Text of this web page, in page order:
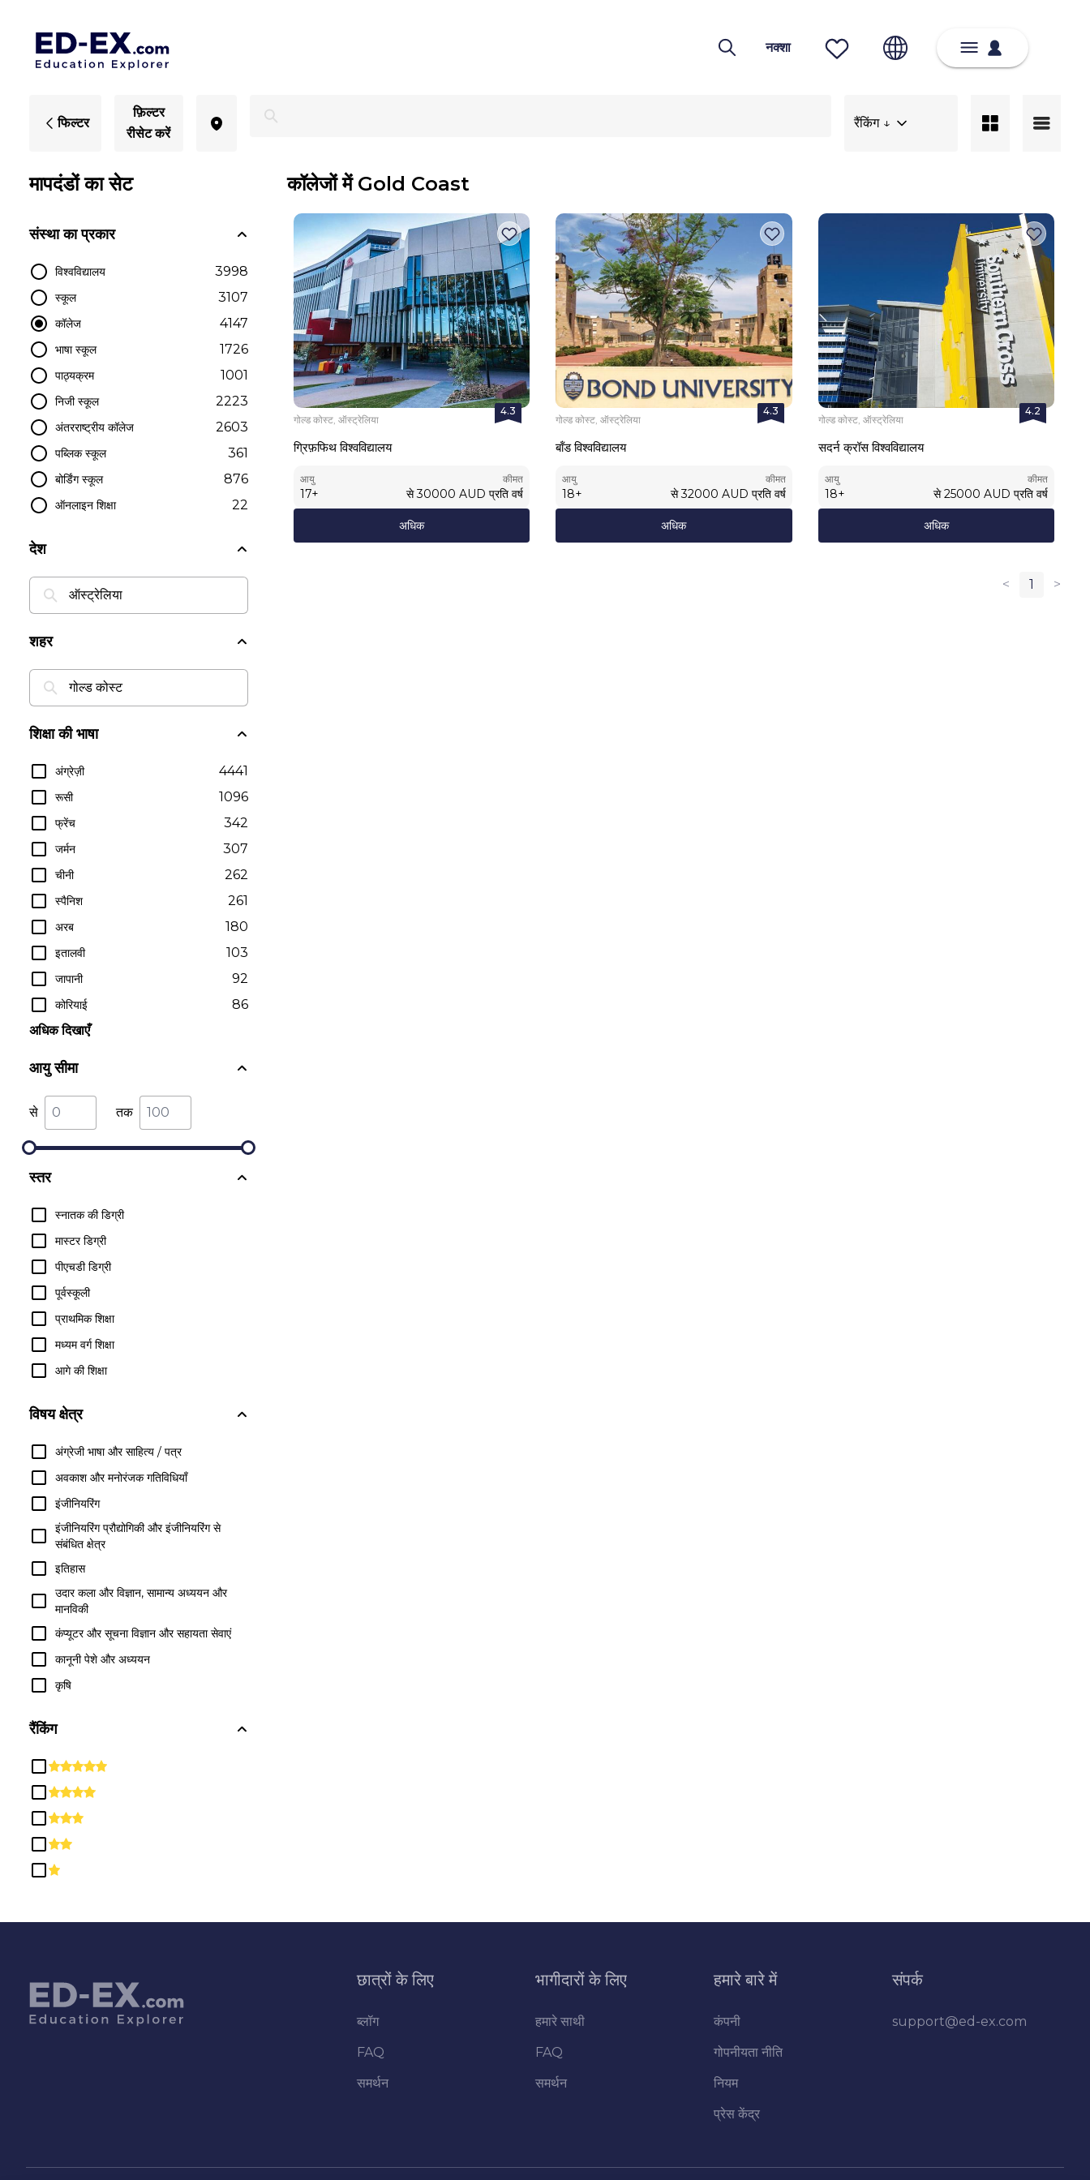
नक्शा
फिल्टर
फ़िल्टर
रीसेट करें
रैंकिंग ↓
मापदंडों का सेट
संस्था का प्रकार
विश्वविद्यालय 3998
स्कूल 3107
कॉलेज 4147
भाषा स्कूल 1726
पाठ्यक्रम 1001
निजी स्कूल 2223
अंतरराष्ट्रीय कॉलेज 2603
पब्लिक स्कूल 361
बोर्डिंग स्कूल 876
ऑनलाइन शिक्षा 22
देश
शहर
शिक्षा की भाषा
अंग्रेज़ी 4441
रूसी 1096
फ्रेंच 342
जर्मन 307
चीनी 262
स्पैनिश 261
अरब 180
इतालवी 103
जापानी 92
कोरियाई
86
अधिक दिखाएँ
आयु सीमा
से तक
स्तर
स्नातक की डिग्री
मास्टर डिग्री
पीएचडी डिग्री
पूर्वस्कूली
प्राथमिक शिक्षा
मध्यम वर्ग शिक्षा
आगे की शिक्षा
विषय क्षेत्र
अंग्रेजी भाषा और साहित्य / पत्र
अवकाश और मनोरंजक गतिविधियाँ
इंजीनियरिंग
इंजीनियरिंग प्रौद्योगिकी और इंजीनियरिंग से
संबंधित क्षेत्र
इतिहास
उदार कला और विज्ञान, सामान्य अध्ययन और
मानविकी
कंप्यूटर और सूचना विज्ञान और सहायता सेवाएं
कानूनी पेशे और अध्ययन
कृषि
जातीय, सांस्कृतिक, लिंग और समूह अध्ययन
जैविक और जैव चिकित्सा विज्ञान
दर्शन और धार्मिक अध्ययन
धर्मशास्त्र और धार्मिक व्यवसाय
नागरिकता गतिविधियाँ
निर्माण ट्रेडों
परिवार और उपभोक्ता विज्ञान / मानव विज्ञान
पुस्तकालय विज्ञान
प्राकृतिक संसाधन और संरक्षण
मैकेनिक और मरम्मत प्रौद्योगिकी / तकनीशियन
रैंकिंग
कॉलेजों में Gold Coast
4.3
गोल्ड कोस्ट, ऑस्ट्रेलिया
ग्रिफ़फिथ विश्वविद्यालय
आयु
17+
कीमत
से 30000 AUD प्रति वर्ष
अधिक
4.3
गोल्ड कोस्ट, ऑस्ट्रेलिया
बॉंड विश्वविद्यालय
आयु
18+
कीमत
से 32000 AUD प्रति वर्ष
अधिक
4.2
गोल्ड कोस्ट, ऑस्ट्रेलिया
सदर्न क्रॉस विश्वविद्यालय
आयु
18+
कीमत
से 25000 AUD प्रति वर्ष
अधिक
< 1 >
छात्रों के लिए
ब्लॉग
FAQ
समर्थन
भागीदारों के लिए
हमारे साथी
FAQ
समर्थन
हमारे बारे में
कंपनी
गोपनीयता नीति
नियम
प्रेस केंद्र
संपर्क
support@ed-ex.com